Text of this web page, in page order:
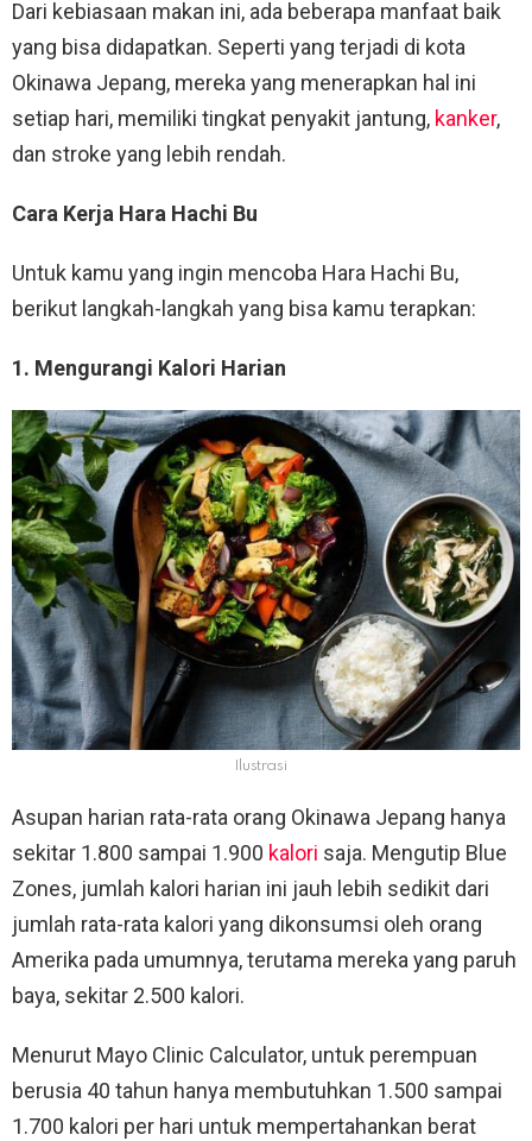
Dari kebiasaan makan ini, ada beberapa manfaat baik
yang bisa didapatkan. Seperti yang terjadi di kota
Okinawa Jepang, mereka yang menerapkan hal ini
setiap hari, memiliki tingkat penyakit jantung, kanker,
dan stroke yang lebih rendah.
Cara Kerja Hara Hachi Bu
Untuk kamu yang ingin mencoba Hara Hachi Bu,
berikut langkah-langkah yang bisa kamu terapkan:
1. Mengurangi Kalori Harian
Ilustrasi
Asupan harian rata-rata orang Okinawa Jepang hanya
sekitar 1.800 sampai 1.900 kalori saja. Mengutip Blue
Zones, jumlah kalori harian ini jauh lebih sedikit dari
jumlah rata-rata kalori yang dikonsumsi oleh orang
Amerika pada umumnya, terutama mereka yang paruh
baya, sekitar 2.500 kalori.
Menurut Mayo Clinic Calculator, untuk perempuan
berusia 40 tahun hanya membutuhkan 1.500 sampai
1.700 kalori per hari untuk mempertahankan berat